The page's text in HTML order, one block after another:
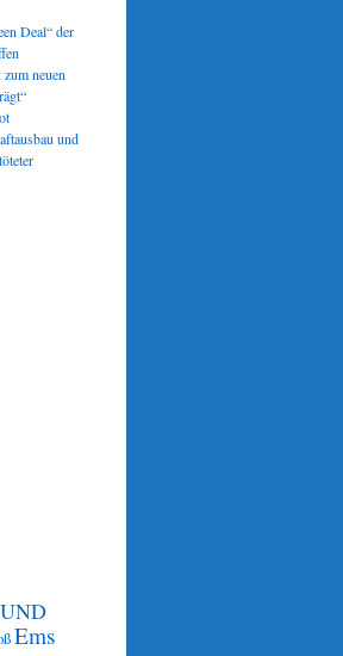
Deal“ der
neuen
und
Ems